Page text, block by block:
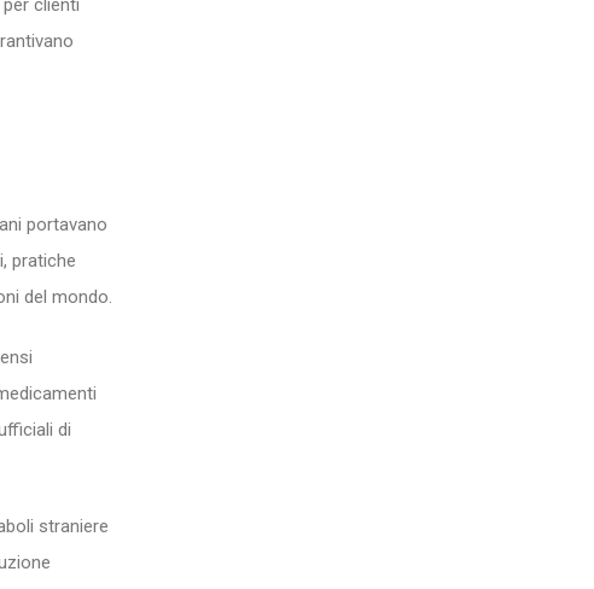
clienti
portavano
pratiche
del mondo.
di
straniere